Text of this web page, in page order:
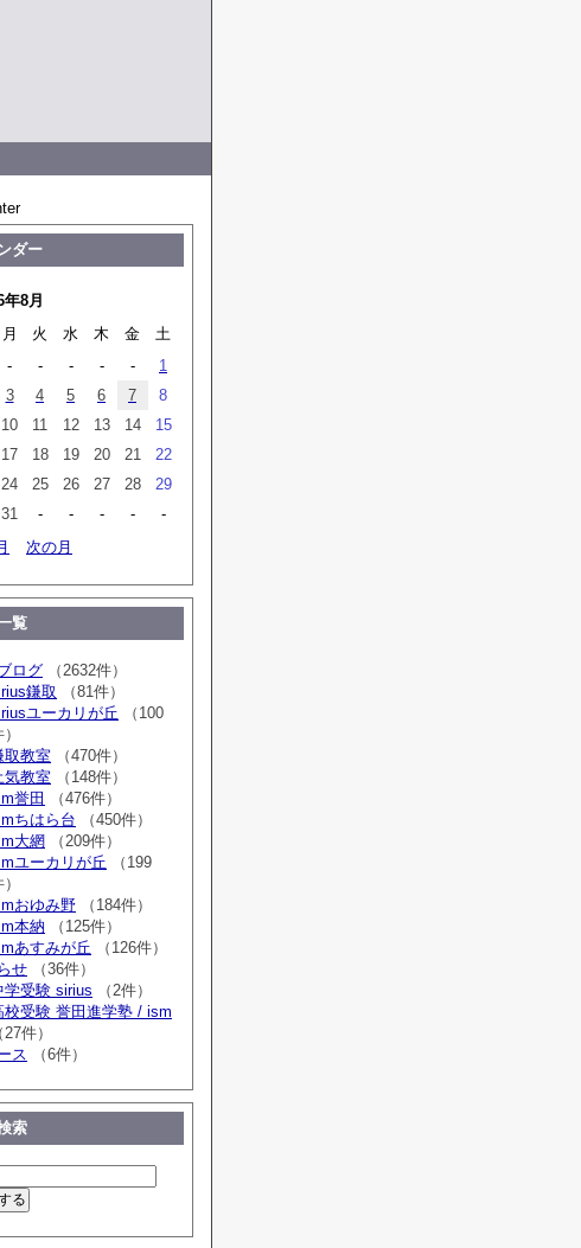
ダー
年8月
月 火 水 木 金
土
- - - - -
1
3 4 5 6 7
8
10 11 12 13 14
15
17 18 19 20 21
22
24 25 26 27 28
29
31 - - - -
-
次の月
覧
ログ （2632件）
鎌取 （81件）
ユーカリが丘 （100
取教室 （470件）
気教室 （148件）
誉田
（476件）
ちはら台 （450件）
大網 （209件）
ユーカリが丘 （199
おゆみ野 （184件）
本納 （125件）
あすみが丘 （126件）
せ （36件）
学受験 sirius （2件）
校受験 誉田進学塾 / ism
27件）
ス （6件）
索